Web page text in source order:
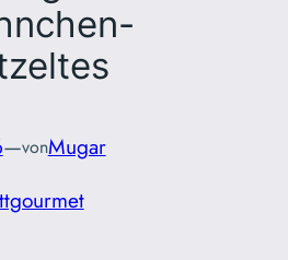
—vonMugar